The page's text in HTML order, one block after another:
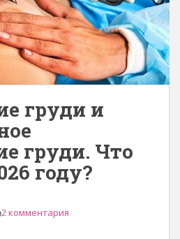
груди и
груди. Что
году?
2 комментария